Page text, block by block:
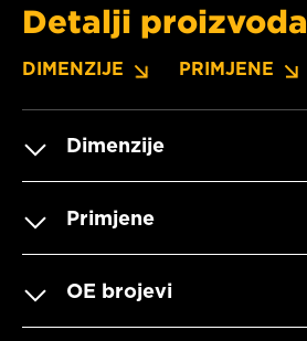
Detalji proizvoda
DIMENZIJE PRIMJENE
Dimenzije
Primjene
OE brojevi